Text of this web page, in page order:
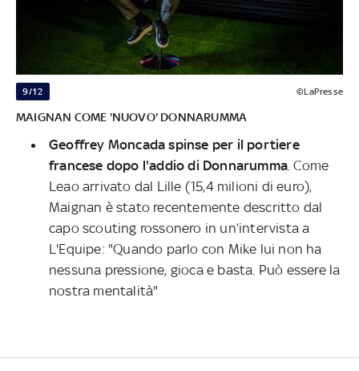
9/12 ©LaPresse
MAIGNAN COME 'NUOVO' DONNARUMMA
Geoffrey Moncada spinse per il portiere
francese dopo l'addio di Donnarumma. Come
Leao arrivato dal Lille (15,4 milioni di euro),
Maignan è stato recentemente descritto dal
capo scouting rossonero in un’intervista a
L'Equipe: "Quando parlo con Mike lui non ha
nessuna pressione, gioca e basta. Può essere la
nostra mentalità"